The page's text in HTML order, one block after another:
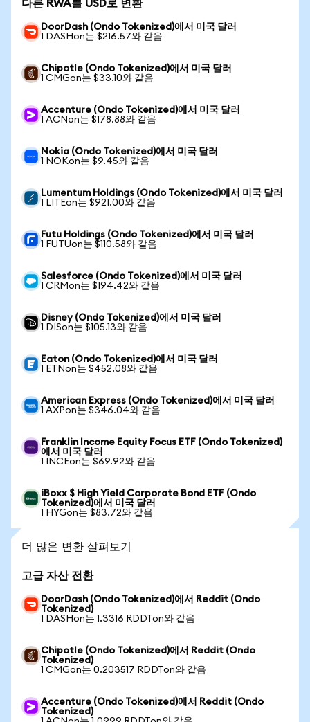
다른 RWA를 USD로 변환
DoorDash (Ondo Tokenized)에서 미국 달러
1 DASHon는 $216.57와 같음
Chipotle (Ondo Tokenized)에서 미국 달러
1 CMGon는 $33.10와 같음
Accenture (Ondo Tokenized)에서 미국 달러
1 ACNon는 $178.88와 같음
Nokia (Ondo Tokenized)에서 미국 달러
1 NOKon는 $9.45와 같음
Lumentum Holdings (Ondo Tokenized)에서 미국 달러
1 LITEon는 $921.00와 같음
Futu Holdings (Ondo Tokenized)에서 미국 달러
1 FUTUon는 $110.58와 같음
Salesforce (Ondo Tokenized)에서 미국 달러
1 CRMon는 $194.42와 같음
Disney (Ondo Tokenized)에서 미국 달러
1 DISon는 $105.13와 같음
Eaton (Ondo Tokenized)에서 미국 달러
1 ETNon는 $452.08와 같음
American Express (Ondo Tokenized)에서 미국 달러
1 AXPon는 $346.04와 같음
Franklin Income Equity Focus ETF (Ondo Tokenized)
에서 미국 달러
1 INCEon는 $69.92와 같음
iBoxx $ High Yield Corporate Bond ETF (Ondo
Tokenized)에서 미국 달러
1 HYGon는 $83.72와 같음
더 많은 변환 살펴보기
고급 자산 전환
DoorDash (Ondo Tokenized)에서 Reddit (Ondo
Tokenized)
1 DASHon는 1.3316 RDDTon와 같음
Chipotle (Ondo Tokenized)에서 Reddit (Ondo
Tokenized)
1 CMGon는 0.203517 RDDTon와 같음
Accenture (Ondo Tokenized)에서 Reddit (Ondo
Tokenized)